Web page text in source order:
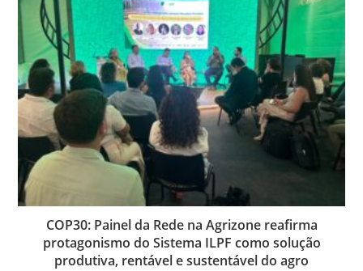
COP30: Painel da Rede na Agrizone reafirma
protagonismo do Sistema ILPF como solução
produtiva, rentável e sustentável do agro